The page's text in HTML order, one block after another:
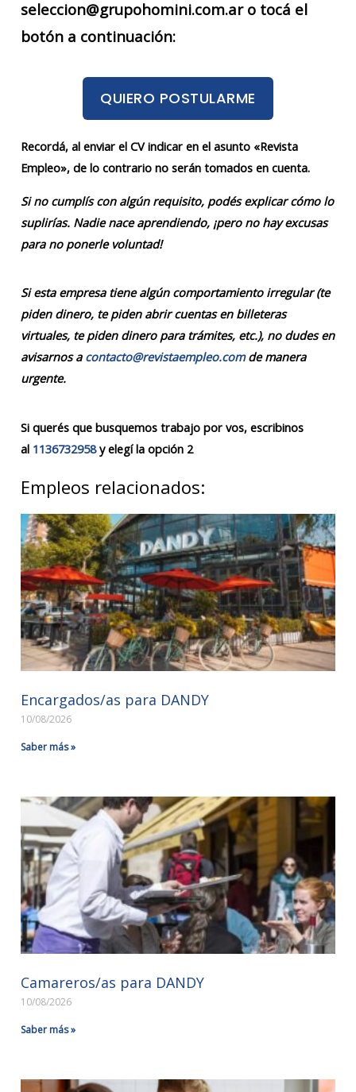
seleccion@grupohomini.com.ar o tocá el
botón a continuación:
QUIERO POSTULARME
Recordá, al enviar el CV indicar en el asunto «Revista
Empleo», de lo contrario no serán tomados en cuenta.
Si no cumplís con algún requisito, podés explicar cómo lo
suplirías. Nadie nace aprendiendo, ¡pero no hay excusas
para no ponerle voluntad!
Si esta empresa tiene algún comportamiento irregular (te
piden dinero, te piden abrir cuentas en billeteras
virtuales, te piden dinero para trámites, etc.), no dudes en
avisarnos a contacto@revistaempleo.comde manera
urgente.
Si querés que busquemos trabajo por vos, escribinos
al 1136732958y elegí la opción 2
Empleos relacionados:
Encargados/as para DANDY
10/08/2026
Saber más »
Camareros/as para DANDY
10/08/2026
Saber más »